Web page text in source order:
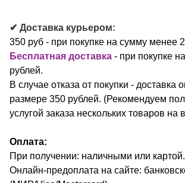
✔ Доставка курьером:
350 руб - при покупке на сумму менее
Бесплатная доставка - при покупке
рублей.
В случае отказа от покупки - доставка
размере 350 рублей. (Рекомендуем
услугой заказа нескольких товаров на
Оплата:
При получении: наличными или картой.
Онлайн-предоплата на сайте: